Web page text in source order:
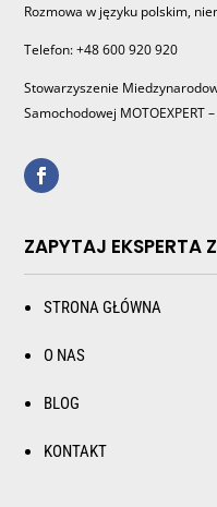
Rozmowa w języku polskim,
Telefon: +48 600 920 920
Stowarzyszenie
Samochodowej MOTOEXPERT –
ZAPYTAJ EKSPERTA
STRONA GŁÓWNA
O NAS
BLOG
KONTAKT